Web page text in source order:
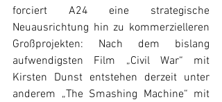
forciert A24 eine strategische
Neuausrichtung hin zu kommerzielleren
Großprojekten: Nach dem bislang
aufwendigsten Film „Civil War“ mit
Kirsten Dunst entstehen derzeit unter
anderem „The Smashing Machine“ mit